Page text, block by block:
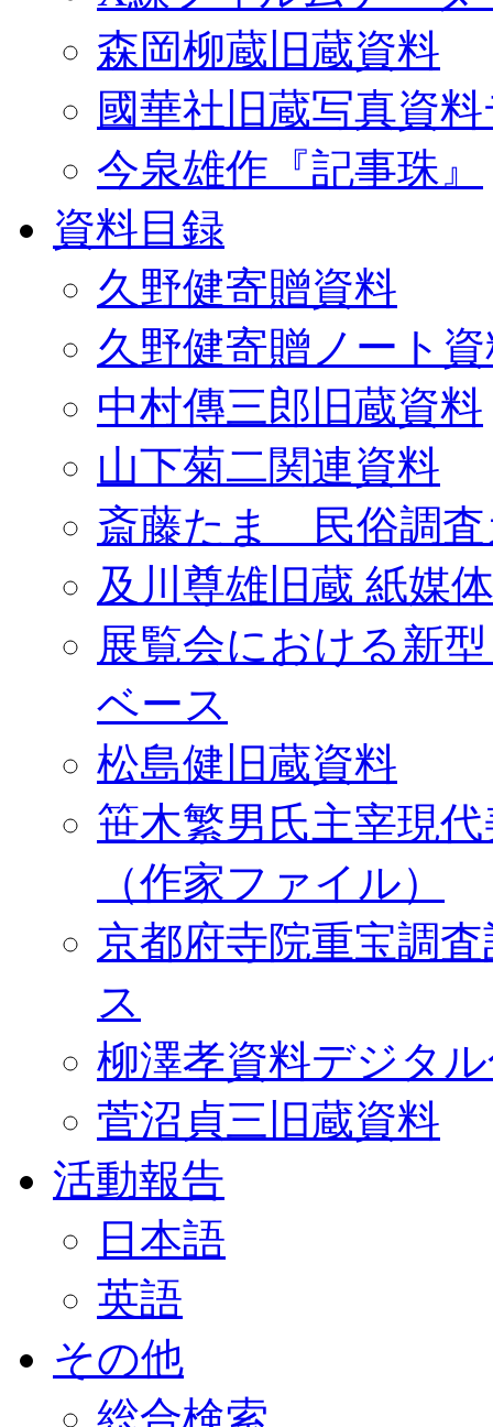
森岡柳蔵旧蔵資料
國華社旧蔵写真資
今泉雄作『記事珠』
資料目録
久野健寄贈資料
久野健寄贈ノート
中村傳三郎旧蔵資料
山下菊二関連資料
斎藤たま 民俗調査
及川尊雄旧蔵 紙媒
展覧会における新
ベース
松島健旧蔵資料
笹木繁男氏主宰現
（作家ファイル）
京都府寺院重宝調
ス
柳澤孝資料デジタ
菅沼貞三旧蔵資料
活動報告
日本語
英語
その他
総合検索